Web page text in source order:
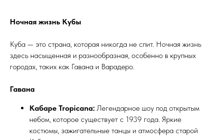
Ночная жизнь Кубы
Куба — это страна, которая никогда не спит. Ночная жизнь
здесь насыщенная и разнообразная, особенно в крупных
городах, таких как Гавана и Варадеро.
Гавана
Кабаре Tropicana: Легендарное шоу под открытым
небом, которое существует с 1939 года. Яркие
костюмы, зажигательные танцы и атмосфера старой